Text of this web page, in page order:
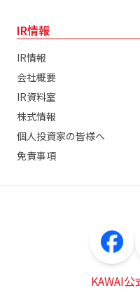
IR情報
IR情報
会社概要
IR資料室
株式情報
個人投資家の皆様へ
免責事項
KAWAI